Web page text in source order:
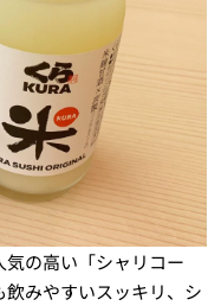
の高い「シャリコー
みやすいスッキリ、シ